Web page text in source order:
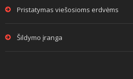
Pristatymas viešosioms erdvėms
Šildymo įranga